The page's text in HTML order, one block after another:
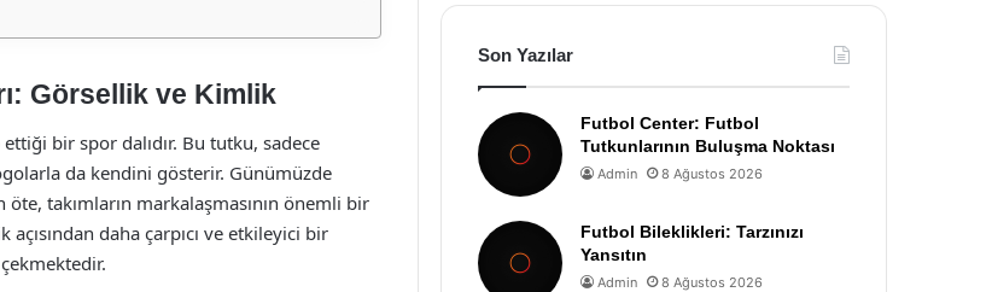
Görsellik ve Kimlik
bir spor dalıdır. Bu tutku, sadece
da kendini gösterir. Günümüzde
takımların markalaşmasının önemli bir
daha çarpıcı ve etkileyici bir
Son Yazılar
Futbol Center: Futbol
Tutkunlarının Buluşma Noktası
Admin 8 Ağustos 2026
Futbol Bileklikleri: Tarzınızı
Yansıtın
Admin 8 Ağustos 2026